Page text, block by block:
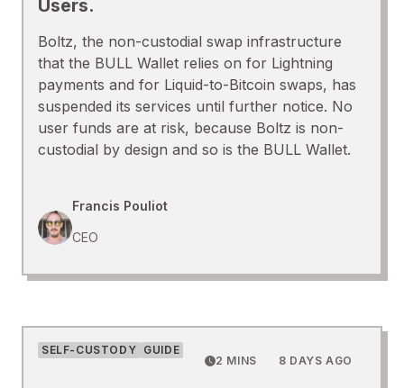
Users.
Boltz, the non-custodial swap infrastructure
that the BULL Wallet relies on for Lightning
payments and for Liquid-to-Bitcoin swaps, has
suspended its services until further notice. No
user funds are at risk, because Boltz is non-
custodial by design and so is the BULL Wallet.
Francis Pouliot
CEO
SELF-CUSTODY GUIDE
2 MINS
8 DAYS AGO